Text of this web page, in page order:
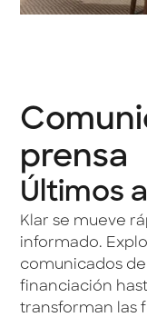
prensa
Últimos
Klar se mueve
informado.
comunicados
financiación
transforman las